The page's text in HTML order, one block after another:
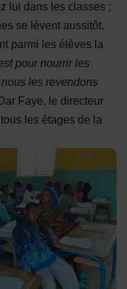
et autant de camarades
lui dans les classes ;
se lèvent aussitôt.
parmi les élèves la
pour nourrir les
les revendons
Faye, le directeur
les étages de la